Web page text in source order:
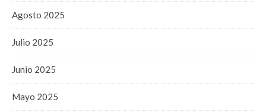
Agosto 2025
Julio 2025
Junio 2025
Mayo 2025